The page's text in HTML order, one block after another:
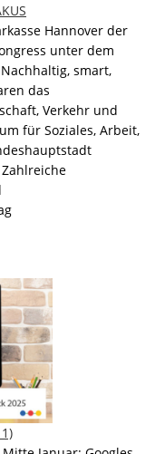
Hannover der
unter dem
smart,
das
Verkehr und
für Soziales, Arbeit,